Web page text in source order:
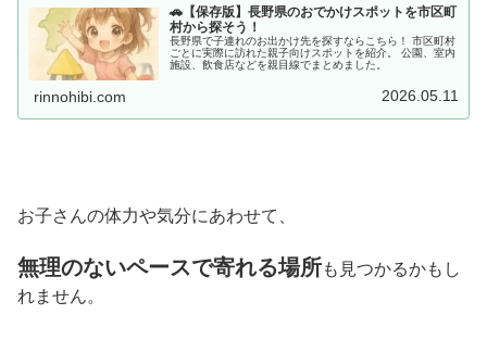
🚗【保存版】長野県のおでかけスポットを市区町
村から探そう！
長野県で子連れのお出かけ先を探すならこちら！ 市区町村
ごとに実際に訪れた親子向けスポットを紹介。 公園、室内
施設、飲食店などを親目線でまとめました。
rinnohibi.com 2026.05.11
お子さんの体力や気分にあわせて、
無理のないペースで寄れる場所も見つかるかもし
れません。